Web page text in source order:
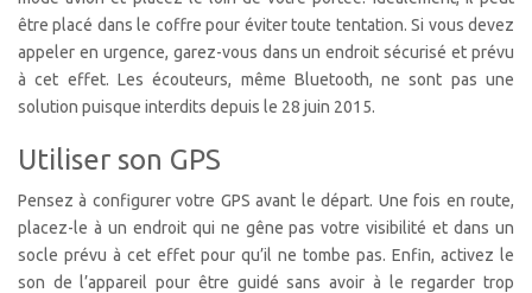
être placé dans le coffre pour éviter toute tentation. Si vous devez
appeler en urgence, garez-vous dans un endroit sécurisé et prévu
à cet effet. Les écouteurs, même Bluetooth, ne sont pas une
solution puisque interdits depuis le 28 juin 2015.
Utiliser son GPS
Pensez à configurer votre GPS avant le départ. Une fois en route,
placez-le à un endroit qui ne gêne pas votre visibilité et dans un
socle prévu à cet effet pour qu’il ne tombe pas. Enfin, activez le
son de l’appareil pour être guidé sans avoir à le regarder trop